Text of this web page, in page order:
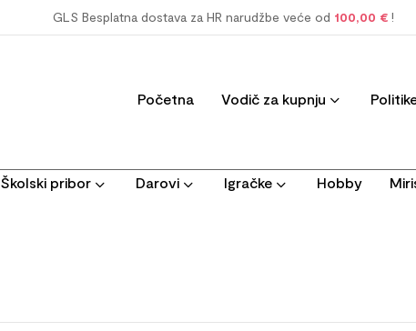
GLS Besplatna dostava za HR narudžbe veće od 100,00 € !
Početna Vodič za kupnju
Školski pribor Darovi Igračke Hobby